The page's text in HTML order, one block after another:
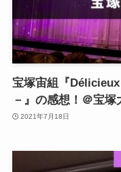
宝塚宙組『
－』の感想！＠宝塚
2021年7月18日